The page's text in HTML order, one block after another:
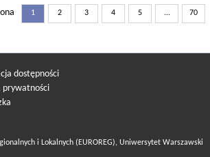
1 2 3 4 5 ... 70
dostępności
prywatności
i Lokalnych (EUROREG), Uniwersytet Warszawski